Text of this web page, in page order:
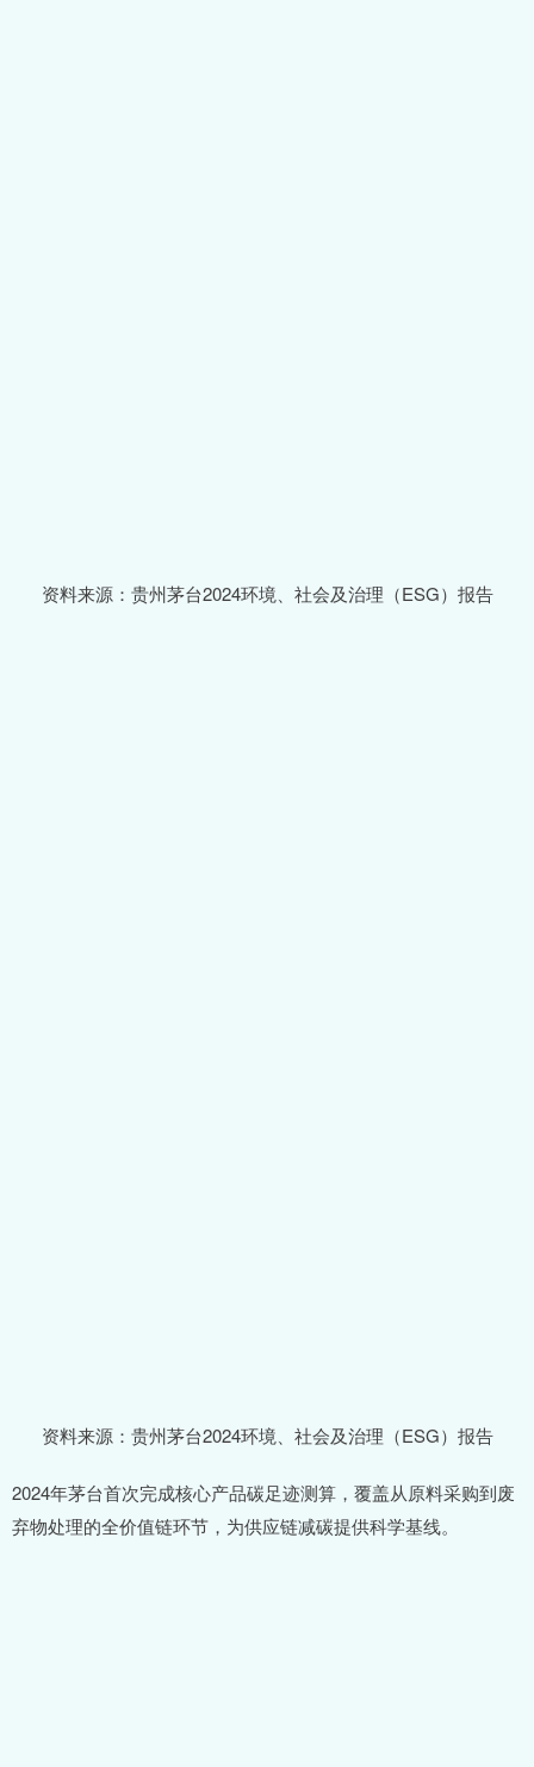
资料来源：贵州茅台2024环境、社会及治理（ESG）报告
资料来源：贵州茅台2024环境、社会及治理（ESG）报告
2024年茅台首次完成核心产品碳足迹测算，覆盖从原料采购到废
弃物处理的全价值链环节，为供应链减碳提供科学基线。